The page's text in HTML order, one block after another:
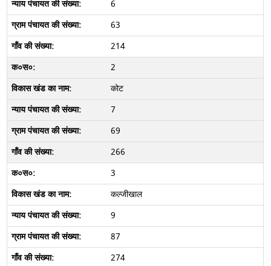
6
63
214
2
कोट
7
69
266
3
कल्जीखाल
9
87
274